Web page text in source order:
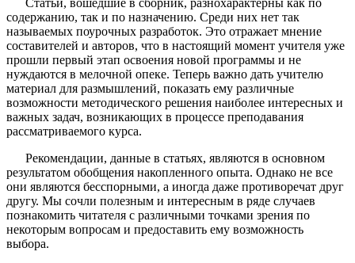
Статьи, вошедшие в сборник, разнохарактерны как по
содержанию, так и по назначению. Среди них нет так
называемых поурочных разработок. Это отражает мнение
составителей и авторов, что в настоящий момент учителя уже
прошли первый этап освоения новой программы и не
нуждаются в мелочной опеке. Теперь важно дать учителю
материал для размышлений, показать ему различные
возможности методического решения наиболее интересных и
важных задач, возникающих в процессе преподавания
рассматриваемого курса.
Рекомендации, данные в статьях, являются в основном
результатом обобщения накопленного опыта. Однако не все
они являются бесспорными, а иногда даже противоречат друг
другу. Мы сочли полезным и интересным в ряде случаев
познакомить читателя с различными точками зрения по
некоторым вопросам и предоставить ему возможность
выбора.